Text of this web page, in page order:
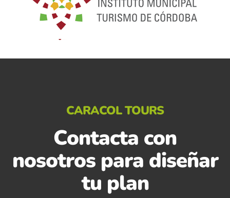
CARACOL TOURS
Contacta con
nosotros para diseñar
tu plan